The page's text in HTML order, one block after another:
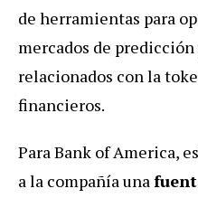
de herramientas para
mercados de
relacionados con la
financieros.
Para Bank of America,
a la compañía una